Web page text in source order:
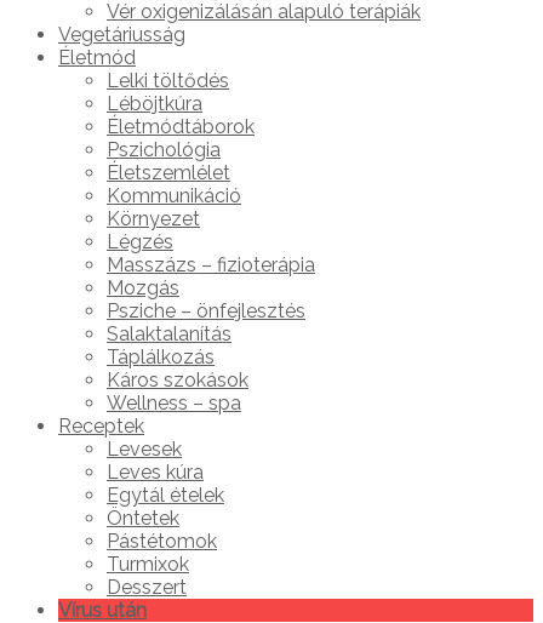
Vér oxigenizálásán alapuló terápiák
Vegetáriusság
Életmód
Lelki töltődés
Léböjtkúra
Életmódtáborok
Pszichológia
Életszemlélet
Kommunikáció
Környezet
Légzés
Masszázs – fizioterápia
Mozgás
Psziche – önfejlesztés
Salaktalanítás
Táplálkozás
Káros szokások
Wellness – spa
Receptek
Levesek
Leves kúra
Egytál ételek
Öntetek
Pástétomok
Turmixok
Desszert
Vírus után